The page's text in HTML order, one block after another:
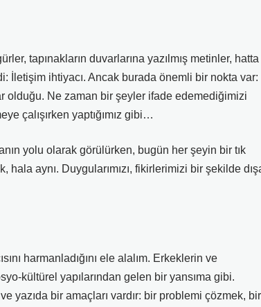
tapınakların duvarlarına yazılmış metinler, hatta
İletişim ihtiyacı. Ancak burada önemli bir nokta var:
olduğu. Ne zaman bir şeyler ifade edemediğimizi
çalışırken yaptığımız gibi…
yolu olarak görülürken, bugün her şeyin bir tık
aynı. Duygularımızı, fikirlerimizi bir şekilde
harmanladığını ele alalım. Erkeklerin ve
kültürel yapılarından gelen bir yansıma gibi.
yazıda bir amaçları vardır: bir problemi çözmek, bir